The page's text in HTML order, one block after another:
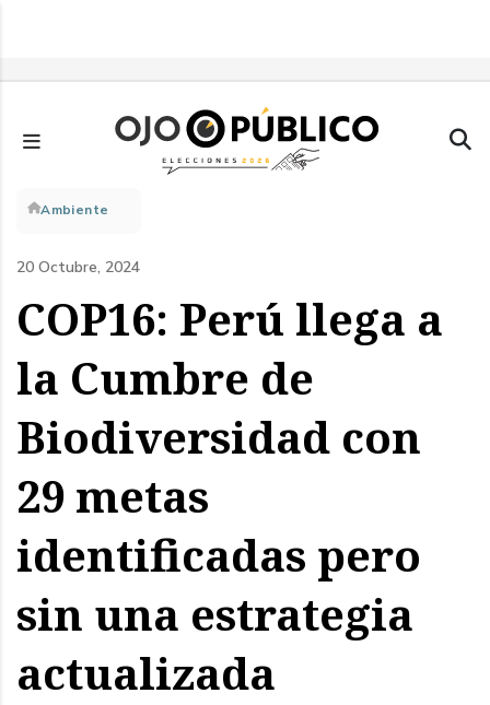
principal
Sobrescribir
enlaces
de
ayuda
a
la
navegación
Ambiente
20 Octubre, 2024
COP16: Perú llega a
la Cumbre de
Biodiversidad con
29 metas
identificadas pero
sin una estrategia
actualizada